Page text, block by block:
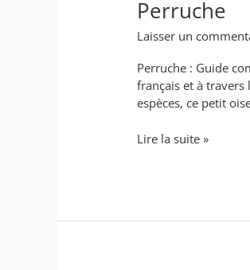
Perruche
Laisser un
Perruche : Guide
français et à travers
espèces, ce petit
Lire la suite »